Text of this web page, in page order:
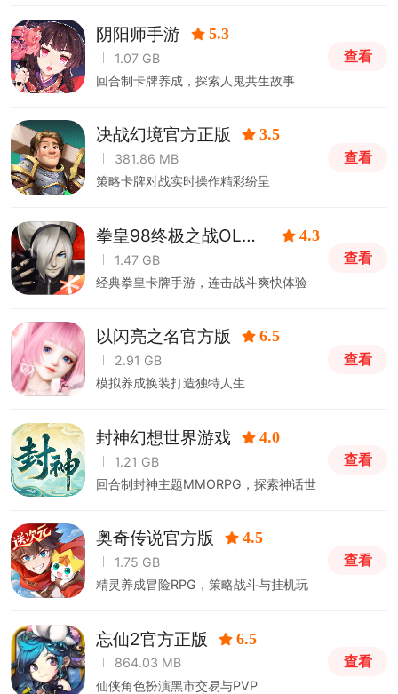
阴阳师手游 5.3
1.07 GB
回合制卡牌养成，探索人鬼共生故事
查看
决战幻境官方正版 3.5
381.86 MB
策略卡牌对战实时操作精彩纷呈
查看
拳皇98终极之战OL手
游
4.3
1.47 GB
经典拳皇卡牌手游，连击战斗爽快体验
查看
以闪亮之名官方版 6.5
2.91 GB
模拟养成换装打造独特人生
查看
封神幻想世界游戏 4.0
1.21 GB
回合制封神主题MMORPG，探索神话世
查看
奥奇传说官方版 4.5
1.75 GB
精灵养成冒险RPG，策略战斗与挂机玩
查看
忘仙2官方正版 6.5
864.03 MB
仙侠角色扮演黑市交易与PVP
查看